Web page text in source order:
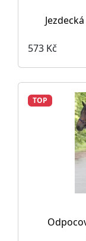
573 Kč
TOP